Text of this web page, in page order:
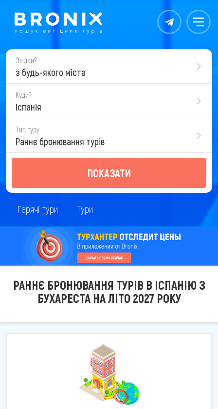
Контакты Меню
Звідки?
з будь-якого міста
Куди?
Іспанія
Тип туру
Раннє бронювання турів
ПОКАЗАТИ
Гарячі тури Тури
РАННЄ БРОНЮВАННЯ ТУРІВ В ІСПАНІЮ З
БУХАРЕСТА НА ЛІТО 2027 РОКУ